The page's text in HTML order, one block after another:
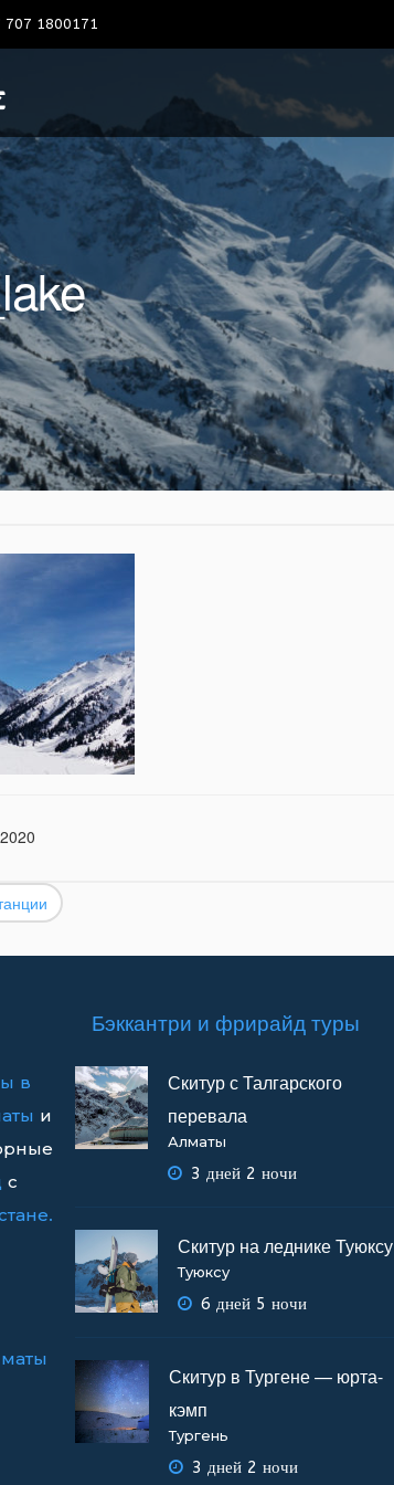
707 1800171
в
и
с
Бэккантри и фрирайд туры
Скитур с Талгарского
перевала
Алматы
3 дней 2 ночи
Скитур на леднике Туюксу
Туюксу
6 дней 5 ночи
Скитур в Тургене — юрта-
кэмп
Тургень
3 дней 2 ночи